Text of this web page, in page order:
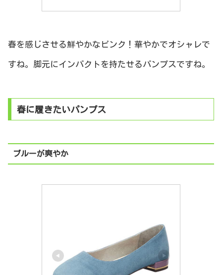
春を感じさせる鮮やかなピンク！華やかでオシャレで
すね。脚元にインパクトを持たせるパンプスですね。
春に履きたいパンプス
ブルーが爽やか